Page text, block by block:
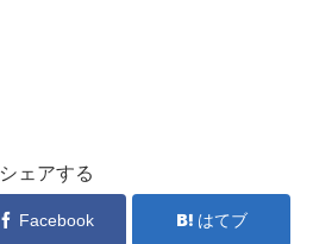
シェアする
Facebook はてブ